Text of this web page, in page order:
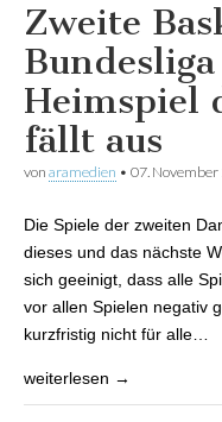
Zweite
Heimspiel
fällt aus
von aramedien • 07.
Die Spiele der zweiten
dieses und das nächste
sich geeinigt, dass alle
vor allen Spielen negativ
kurzfristig nicht für alle…
weiterlesen →